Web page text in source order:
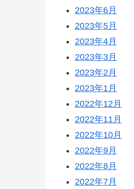
2023年6月
2023年5月
2023年4月
2023年3月
2023年2月
2023年1月
2022年12月
2022年11月
2022年10月
2022年9月
2022年8月
2022年7月